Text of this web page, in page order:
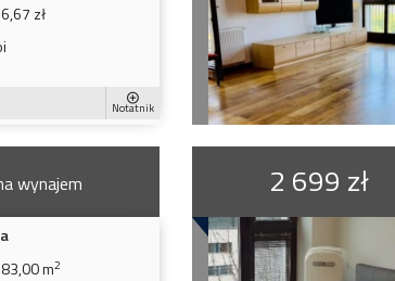
zł
Notatnik
wynajem
83,00 m2
2 699 zł